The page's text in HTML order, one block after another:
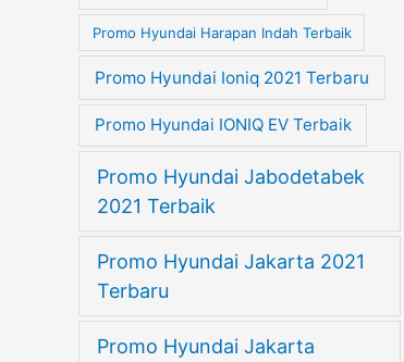
Promo Hyundai Harapan Indah Terbaik
Promo Hyundai Ioniq 2021 Terbaru
Promo Hyundai IONIQ EV Terbaik
Promo Hyundai Jabodetabek
2021 Terbaik
Promo Hyundai Jakarta 2021
Terbaru
Promo Hyundai Jakarta